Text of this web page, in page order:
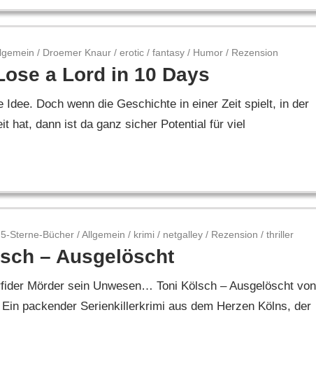
/ Droemer Knaur /erotic /fantasy / Humor / Rezension
a Lord in 10 Days
Doch wenn die Geschichte in einer Zeit spielt, in der
hat, dann ist da ganz sicher Potential für viel
5-Sterne-Bücher /Allgemein / krimi / netgalley / Rezension /thriller
– Ausgelöscht
Mörder sein Unwesen… Toni Kölsch – Ausgelöscht von
packender Serienkillerkrimi aus dem Herzen Kölns, der